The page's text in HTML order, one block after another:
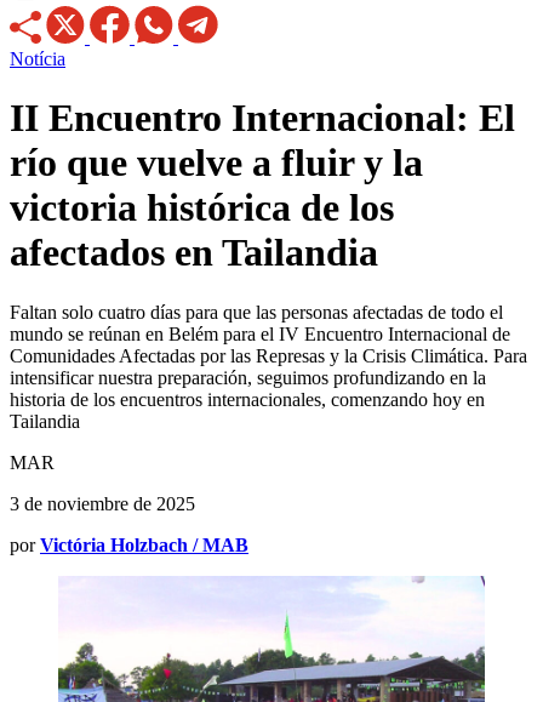
Notícia
II Encuentro Internacional: El
río que vuelve a fluir y la
victoria histórica de los
afectados en Tailandia
Faltan solo cuatro días para que las personas afectadas de todo el
mundo se reúnan en Belém para el IV Encuentro Internacional de
Comunidades Afectadas por las Represas y la Crisis Climática. Para
intensificar nuestra preparación, seguimos profundizando en la
historia de los encuentros internacionales, comenzando hoy en
Tailandia
MAR
3 de noviembre de 2025
porVictória Holzbach / MAB